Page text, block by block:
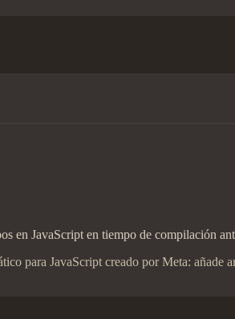
en JavaScript en tiempo de compilación
para JavaScript creado por Meta: añade